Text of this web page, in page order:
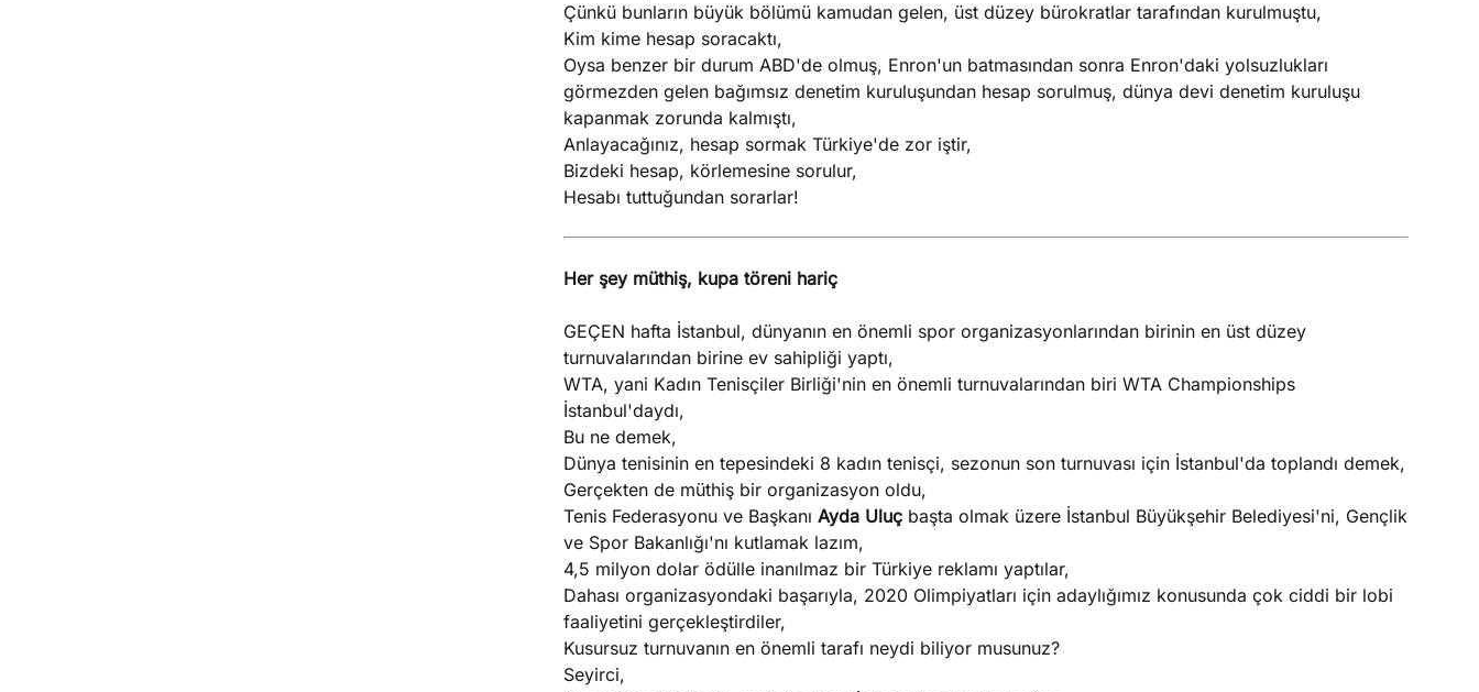
Çünkü bunların büyük bölümü kamudan gelen, üst düzey bürokratlar tarafından kurulmuştu,
Kim kime hesap soracaktı,
Oysa benzer bir durum ABD'de olmuş, Enron'un batmasından sonra Enron'daki yolsuzlukları
görmezden gelen bağımsız denetim kuruluşundan hesap sorulmuş, dünya devi denetim kuruluşu
kapanmak zorunda kalmıştı,
Anlayacağınız, hesap sormak Türkiye'de zor iştir,
Bizdeki hesap, körlemesine sorulur,
Hesabı tuttuğundan sorarlar!
Her şey müthiş, kupa töreni hariç
GEÇEN hafta İstanbul, dünyanın en önemli spor organizasyonlarından birinin en üst düzey
turnuvalarından birine ev sahipliği yaptı,
WTA, yani Kadın Tenisçiler Birliği'nin en önemli turnuvalarından biri WTA Championships
İstanbul'daydı,
Bu ne demek,
Dünya tenisinin en tepesindeki 8 kadın tenisçi, sezonun son turnuvası için İstanbul'da toplandı demek,
Gerçekten de müthiş bir organizasyon oldu,
Tenis Federasyonu ve Başkanı Ayda Uluç başta olmak üzere İstanbul Büyükşehir Belediyesi'ni, Gençlik
ve Spor Bakanlığı'nı kutlamak lazım,
4,5 milyon dolar ödülle inanılmaz bir Türkiye reklamı yaptılar,
Dahası organizasyondaki başarıyla, 2020 Olimpiyatları için adaylığımız konusunda çok ciddi bir lobi
faaliyetini gerçekleştirdiler,
Kusursuz turnuvanın en önemli tarafı neydi biliyor musunuz?
Seyirci,